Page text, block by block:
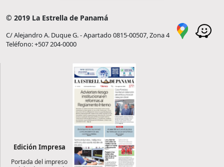
© 2019 La Estrella de Panamá
C/ Alejandro A. Duque G. - Apartado 0815-00507, Zona 4
Teléfono: +507 204-0000
Edición Impresa
Portada del impreso